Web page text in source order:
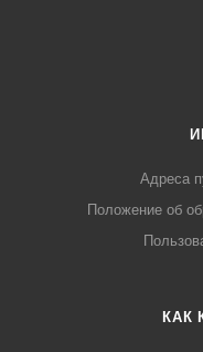
Адреса
Положение об
КАК